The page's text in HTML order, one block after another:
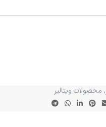
, محصولات ویتالیر